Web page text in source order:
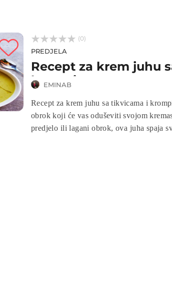


 (0)
PREDJELA
Recept za krem juhu
krompirom
EMINAB
Recept za krem juhu sa tikvicama i
obrok koji će vas oduševiti svojom
predjelo ili lagani obrok, ova juha spaja